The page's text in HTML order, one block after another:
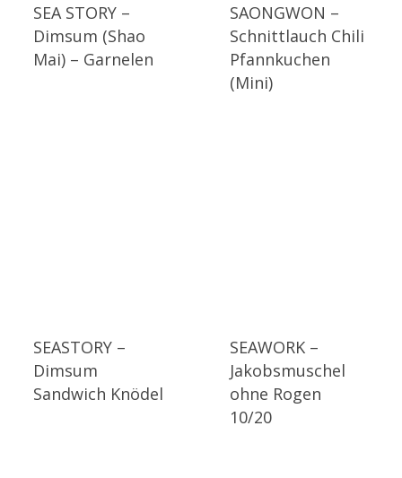
SEA STORY –
Dimsum (Shao
Mai) – Garnelen
SAONGWON –
Schnittlauch Chili
Pfannkuchen
(Mini)
SEASTORY –
Dimsum
Sandwich Knödel
SEAWORK –
Jakobsmuschel
ohne Rogen
10/20